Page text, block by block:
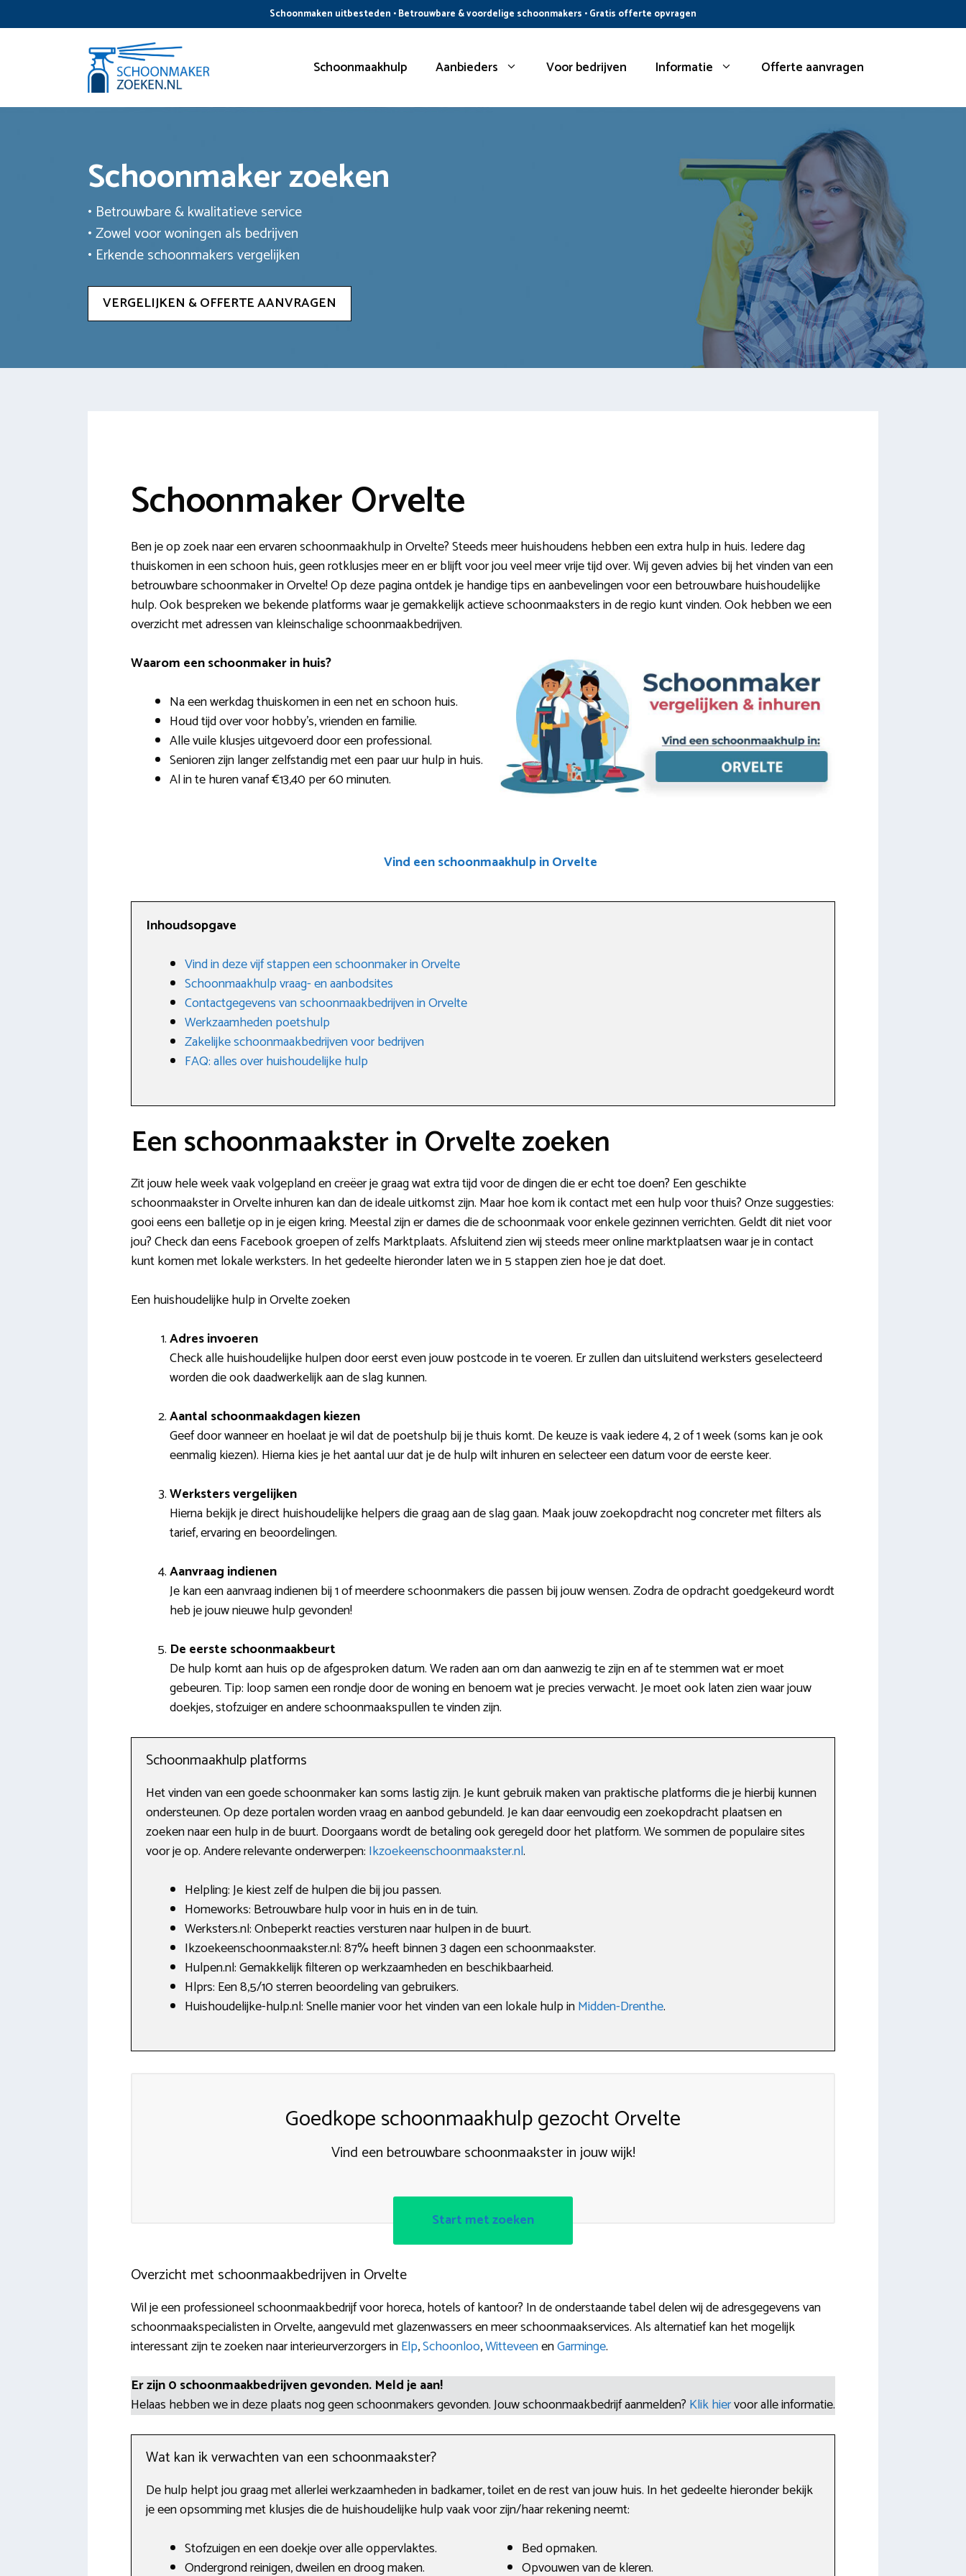
naar
Schoonmaken uitbesteden • Betrouwbare & voordelige schoonmakers • Gratis offerte opvragen
Schoonmaakhulp Aanbieders Voor bedrijven Informatie Offerte aanvragen
Schoonmaker zoeken
• Betrouwbare & kwalitatieve service
• Zowel voor woningen als bedrijven
• Erkende schoonmakers vergelijken
VERGELIJKEN & OFFERTE AANVRAGEN
Schoonmaker Orvelte
Ben je op zoek naar een ervaren schoonmaakhulp in Orvelte? Steeds meer huishoudens hebben een extra hulp in huis. Iedere dag
thuiskomen in een schoon huis, geen rotklusjes meer en er blijft voor jou veel meer vrije tijd over. Wij geven advies bij het vinden van een
betrouwbare schoonmaker in Orvelte! Op deze pagina ontdek je handige tips en aanbevelingen voor een betrouwbare huishoudelijke
hulp. Ook bespreken we bekende platforms waar je gemakkelijk actieve schoonmaaksters in de regio kunt vinden. Ook hebben we een
overzicht met adressen van kleinschalige schoonmaakbedrijven.
Waarom een schoonmaker in huis?
Na een werkdag thuiskomen in een net en schoon huis.
Houd tijd over voor hobby’s, vrienden en familie.
Alle vuile klusjes uitgevoerd door een professional.
Senioren zijn langer zelfstandig met een paar uur hulp in huis.
Al in te huren vanaf €13,40 per 60 minuten.
Vind een schoonmaakhulp in Orvelte
Inhoudsopgave
Vind in deze vijf stappen een schoonmaker in Orvelte
Schoonmaakhulp vraag- en aanbodsites
Contactgegevens van schoonmaakbedrijven in Orvelte
Werkzaamheden poetshulp
Zakelijke schoonmaakbedrijven voor bedrijven
FAQ: alles over huishoudelijke hulp
Een schoonmaakster in Orvelte zoeken
Zit jouw hele week vaak volgepland en creëer je graag wat extra tijd voor de dingen die er echt toe doen? Een geschikte
schoonmaakster in Orvelte inhuren kan dan de ideale uitkomst zijn. Maar hoe kom ik contact met een hulp voor thuis? Onze suggesties:
gooi eens een balletje op in je eigen kring. Meestal zijn er dames die de schoonmaak voor enkele gezinnen verrichten. Geldt dit niet voor
jou? Check dan eens Facebook groepen of zelfs Marktplaats. Afsluitend zien wij steeds meer online marktplaatsen waar je in contact
kunt komen met lokale werksters. In het gedeelte hieronder laten we in 5 stappen zien hoe je dat doet.
Een huishoudelijke hulp in Orvelte zoeken
Adres invoeren
Check alle huishoudelijke hulpen door eerst even jouw postcode in te voeren. Er zullen dan uitsluitend werksters geselecteerd
worden die ook daadwerkelijk aan de slag kunnen.
Aantal schoonmaakdagen kiezen
Geef door wanneer en hoelaat je wil dat de poetshulp bij je thuis komt. De keuze is vaak iedere 4, 2 of 1 week (soms kan je ook
eenmalig kiezen). Hierna kies je het aantal uur dat je de hulp wilt inhuren en selecteer een datum voor de eerste keer.
Werksters vergelijken
Hierna bekijk je direct huishoudelijke helpers die graag aan de slag gaan. Maak jouw zoekopdracht nog concreter met filters als
tarief, ervaring en beoordelingen.
Aanvraag indienen
Je kan een aanvraag indienen bij 1 of meerdere schoonmakers die passen bij jouw wensen. Zodra de opdracht goedgekeurd wordt
heb je jouw nieuwe hulp gevonden!
De eerste schoonmaakbeurt
De hulp komt aan huis op de afgesproken datum. We raden aan om dan aanwezig te zijn en af te stemmen wat er moet
gebeuren. Tip: loop samen een rondje door de woning en benoem wat je precies verwacht. Je moet ook laten zien waar jouw
doekjes, stofzuiger en andere schoonmaakspullen te vinden zijn.
Schoonmaakhulp platforms
Het vinden van een goede schoonmaker kan soms lastig zijn. Je kunt gebruik maken van praktische platforms die je hierbij kunnen
ondersteunen. Op deze portalen worden vraag en aanbod gebundeld. Je kan daar eenvoudig een zoekopdracht plaatsen en
zoeken naar een hulp in de buurt. Doorgaans wordt de betaling ook geregeld door het platform. We sommen de populaire sites
voor je op. Andere relevante onderwerpen: Ikzoekeenschoonmaakster.nl.
Helpling: Je kiest zelf de hulpen die bij jou passen.
Homeworks: Betrouwbare hulp voor in huis en in de tuin.
Werksters.nl: Onbeperkt reacties versturen naar hulpen in de buurt.
Ikzoekeenschoonmaakster.nl: 87% heeft binnen 3 dagen een schoonmaakster.
Hulpen.nl: Gemakkelijk filteren op werkzaamheden en beschikbaarheid.
Hlprs: Een 8,5/10 sterren beoordeling van gebruikers.
Huishoudelijke-hulp.nl: Snelle manier voor het vinden van een lokale hulp inMidden-Drenthe.
Goedkope schoonmaakhulp gezocht Orvelte
Vind een betrouwbare schoonmaakster in jouw wijk!
Start met zoeken
Overzicht met schoonmaakbedrijven in Orvelte
Wil je een professioneel schoonmaakbedrijf voor horeca, hotels of kantoor? In de onderstaande tabel delen wij de adresgegevens van
schoonmaakspecialisten in Orvelte, aangevuld met glazenwassers en meer schoonmaakservices. Als alternatief kan het mogelijk
interessant zijn te zoeken naar interieurverzorgers inElp,Schoonloo,WitteveenenGarminge.
Er zijn 0 schoonmaakbedrijven gevonden. Meld je aan!
Helaas hebben we in deze plaats nog geen schoonmakers gevonden. Jouw schoonmaakbedrijf aanmelden? Klik hiervoor alle informatie.
Wat kan ik verwachten van een schoonmaakster?
De hulp helpt jou graag met allerlei werkzaamheden in badkamer, toilet en de rest van jouw huis. In het gedeelte hieronder bekijk
je een opsomming met klusjes die de huishoudelijke hulp vaak voor zijn/haar rekening neemt:
Stofzuigen en een doekje over alle oppervlaktes.
Ondergrond reinigen, dweilen en droog maken.
Bed opmaken.
Opvouwen van de kleren.